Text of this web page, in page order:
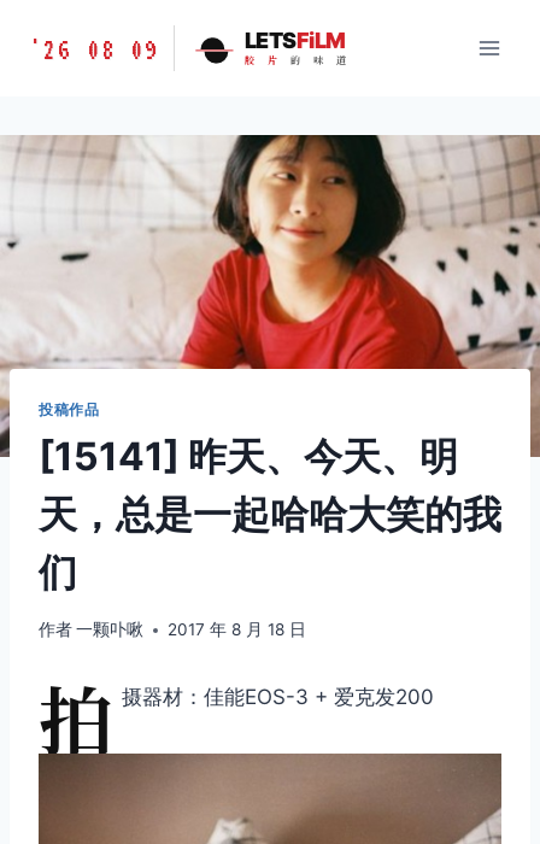
胶
味
'26 08 09 LETSFiLM
胶 片 的 味 道
投稿作品
[15141] 昨天、今天、明
天，总是一起哈哈大笑的我
们
作者一颗卟啾 2017 年 8 月 18 日
拍 摄器材：佳能EOS-3 + 爱克发200